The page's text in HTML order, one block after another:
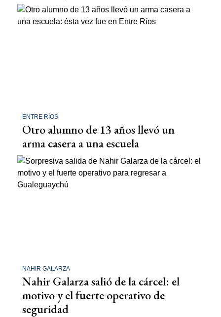
ENTRE RÍOS
Otro alumno de 13 años llevó un
arma casera a una escuela
NAHIR GALARZA
Nahir Galarza salió de la cárcel: el
motivo y el fuerte operativo de
seguridad